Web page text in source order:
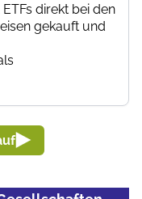
direkt bei den
gekauft und